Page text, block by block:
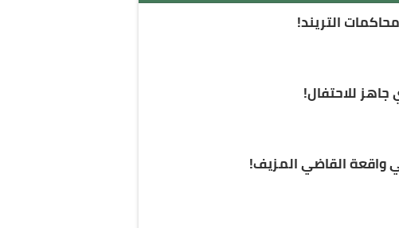
التريند!
للاحتفال!
واقعة القاضي المزيف!